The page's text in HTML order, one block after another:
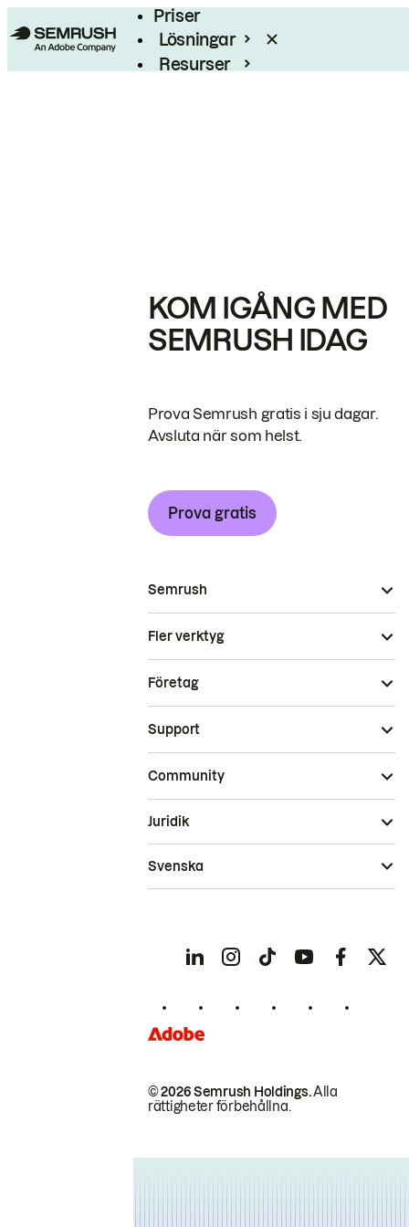
Priser
Lösningar
Resurser
KOM IGÅNG MED
SEMRUSH IDAG
Prova Semrush gratis i sju dagar.
Avsluta när som helst.
Prova gratis
Semrush
Fler verktyg
Företag
Support
Community
© 2026 Semrush Holdings.Alla
rättigheter förbehållna.
Juridik
Svenska